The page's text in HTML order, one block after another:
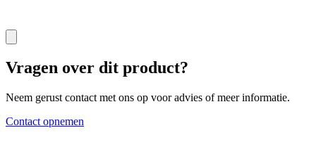
Vragen over dit product?
Neem gerust contact met ons op voor advies of meer informatie.
Contact opnemen